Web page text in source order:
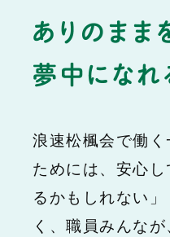
浪速松楓会で働
ためには、安心
るかもしれない
く、職員みんな